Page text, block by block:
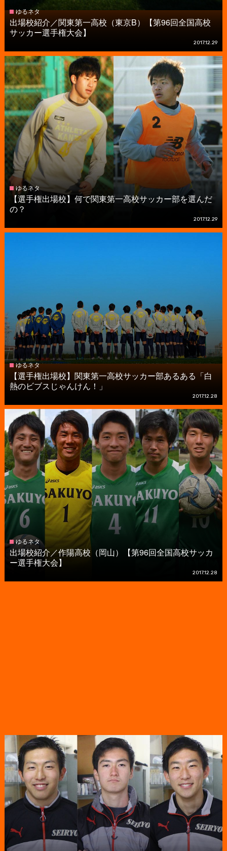
ゆるネタ
出場校紹介／関東第一高校（東京B）【第96回全国高校
サッカー選手権大会】
2017.12.29
ゆるネタ
【選手権出場校】何で関東第一高校サッカー部を選んだ
の？
2017.12.29
ゆるネタ
【選手権出場校】関東第一高校サッカー部あるある「白
熱のビブスじゃんけん！」
2017.12.28
ゆるネタ
出場校紹介／作陽高校（岡山）【第96回全国高校サッカ
ー選手権大会】
2017.12.28